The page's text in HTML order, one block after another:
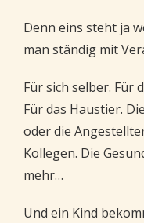
Denn eins steht ja
man ständig mit
Für sich selber. Für
Für das Haustier.
oder die
Kollegen. Die
mehr…
Und ein Kind